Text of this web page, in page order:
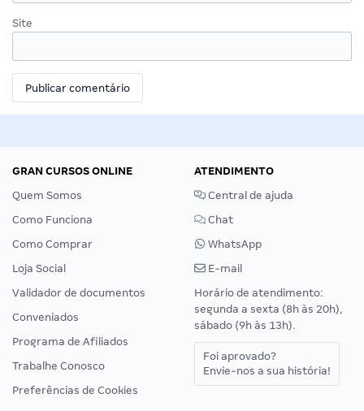
Site
GRAN CURSOS ONLINE
Quem Somos
Como Funciona
Como Comprar
Loja Social
Validador de documentos
Conveniados
Programa de Afiliados
Trabalhe Conosco
Preferências de Cookies
ATENDIMENTO
Central de ajuda
Chat
WhatsApp
E-mail
Horário de atendimento:
segunda a sexta (8h às 20h),
sábado (9h às 13h).
Foi aprovado?
Envie-nos a sua história!